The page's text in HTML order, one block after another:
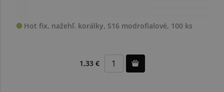
Hot fix, nažehľ. korálky, S16 modrofialové, 100 ks
1,33 €